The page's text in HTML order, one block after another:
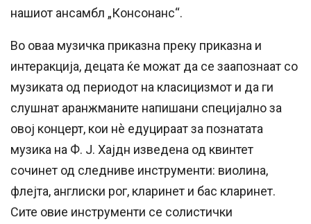
нашиот ансамбл „Консонанс“.
Во оваа музичка приказна преку приказна и
интеракција, децата ќе можат да се заапознаат со
музиката од периодот на класицизмот и да ги
слушнат аранжманите напишани специјално за
овој концерт, кои нè едуцираат за познатата
музика на Ф. Ј. Хајдн изведена од квинтет
сочинет од следниве инструменти: виолина,
флејта, англиски рог, кларинет и бас кларинет.
Сите овие инструменти се солистички